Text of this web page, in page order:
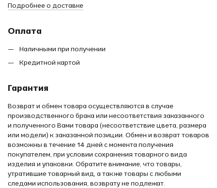
Подробнее о доставке
Оплата
Наличными при получении
Кредитной картой
Гарантия
Возврат и обмен товара осуществляются в случае
производственного брака или несоответствия заказанного
и полученного Вами товара (несоответствие цвета, размера
или модели) к заказанной позиции. Обмен и возврат товаров
возможны в течение 14 дней с момента получения
покупателем, при условии сохранения товарного вида
изделия и упаковки. Обратите внимание, что товары,
утратившие товарный вид, а также товары с любыми
следами использования, возврату не подлежат.